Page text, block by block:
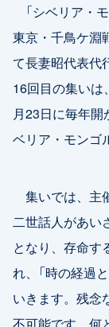
「シベリア・
東京・千鳥ケ淵
て長妻昭代表代
16回目の集いは
月23日に毎年
ベリア・モンゴ
集いでは、主
二世話人があい
となり、存命す
れ、「時の経過
いきます。残念
不可能です。何